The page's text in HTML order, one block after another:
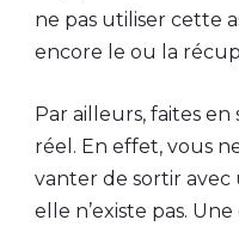
ne pas utiliser cette
encore le ou la
Par ailleurs, faites
réel. En effet, vous
vanter de sortir
elle n’existe pas.